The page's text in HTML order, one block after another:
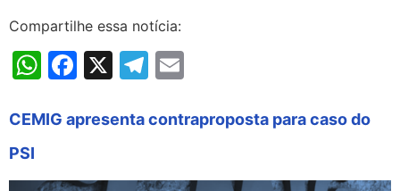
Compartilhe essa notícia:
WhatsApp
Facebook
X Telegram
CEMIG apresenta contraproposta para caso do
PSI